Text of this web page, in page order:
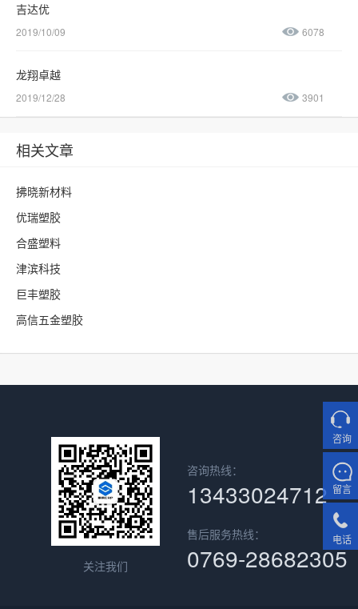
吉达优
2019/10/09 6078
龙翔卓越
2019/12/28 3901
相关文章
拂晓新材料
优瑞塑胶
合盛塑料
津滨科技
巨丰塑胶
高信五金塑胶
咨询
留言
电话
关注我们
咨询热线：
13433024712
售后服务热线：
0769-28682305